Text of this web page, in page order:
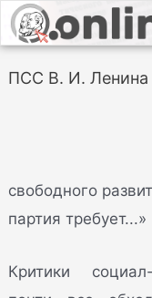
ПСС В. И. Ленина
свободного
партия требует...»
Критики